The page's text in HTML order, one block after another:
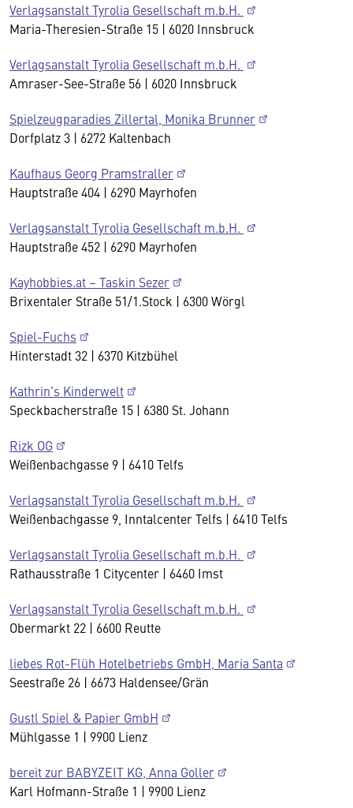
Verlagsanstalt Tyrolia Gesellschaft m.b.H.
Maria-Theresien-Straße 15 | 6020 Innsbruck
Verlagsanstalt Tyrolia Gesellschaft m.b.H.
Amraser-See-Straße 56 | 6020 Innsbruck
Spielzeugparadies Zillertal, Monika Brunner
Dorfplatz 3 | 6272 Kaltenbach
Kaufhaus Georg Pramstraller
Hauptstraße 404 | 6290 Mayrhofen
Verlagsanstalt Tyrolia Gesellschaft m.b.H.
Hauptstraße 452 | 6290 Mayrhofen
Kayhobbies.at – Taskin Sezer
Brixentaler Straße 51/1.Stock | 6300 Wörgl
Spiel-Fuchs
Hinterstadt 32 | 6370 Kitzbühel
Kathrin's Kinderwelt
Speckbacherstraße 15 | 6380 St. Johann
Rizk OG
Weißenbachgasse 9 | 6410 Telfs
Verlagsanstalt Tyrolia Gesellschaft m.b.H.
Weißenbachgasse 9, Inntalcenter Telfs | 6410 Telfs
Verlagsanstalt Tyrolia Gesellschaft m.b.H.
Rathausstraße 1 Citycenter | 6460 Imst
Verlagsanstalt Tyrolia Gesellschaft m.b.H.
Obermarkt 22 | 6600 Reutte
liebes Rot-Flüh Hotelbetriebs GmbH, Maria Santa
Seestraße 26 | 6673 Haldensee/Grän
Gustl Spiel & Papier GmbH
Mühlgasse 1 | 9900 Lienz
bereit zur BABYZEIT KG, Anna Goller
Karl Hofmann-Straße 1 | 9900 Lienz